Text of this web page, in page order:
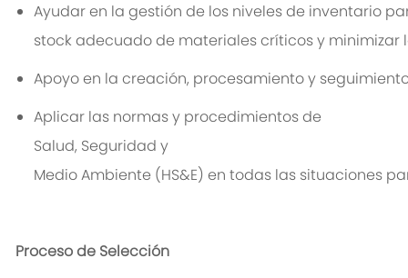
Ayudaren la gestión de los nivelesde inventario
stock adecuadode materialescríticosy minimizar
Apoyoen la creación, procesamientoy
Aplicar las normasy procedimientosde
Salud, Seguridad y
MedioAmbiente (HS&E) en todas las situaciones
Proceso de Selección